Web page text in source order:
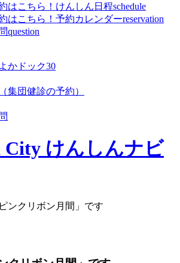
はこちら！ けんしん日程schedule
はこちら！ 予約カレンダーreservation
question
かドック30
集団健診の予約）
ンクリボン月間」です